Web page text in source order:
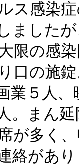
ス感染
ました
限の感
口の施
５人、
。まん
が多く
絡があ